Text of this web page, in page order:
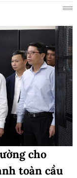
cho
toàn cầu